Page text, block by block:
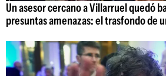
Un asesor cercano a Villarruel quedó
presuntas amenazas: el trasfondo de